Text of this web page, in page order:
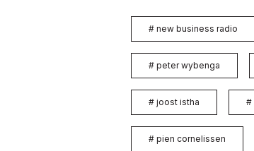
# new business radio
# peter wybenga
# joost istha #
# pien cornelissen